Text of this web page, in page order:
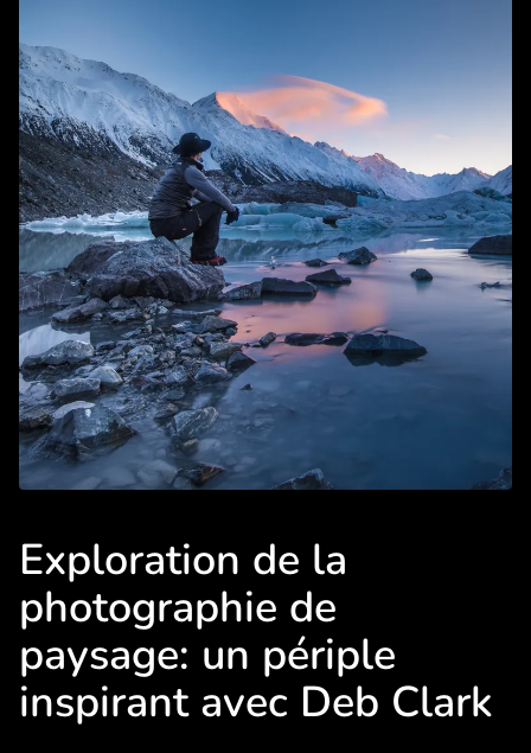
Exploration de la
photographie de
paysage: un périple
inspirant avec Deb Clark